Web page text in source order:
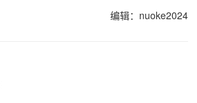
编辑：nuoke2024